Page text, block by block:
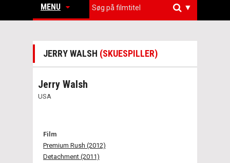
MENU ▼
JERRY WALSH (SKUESPILLER)
Jerry Walsh
USA
Film
Premium Rush (2012)
Detachment (2011)